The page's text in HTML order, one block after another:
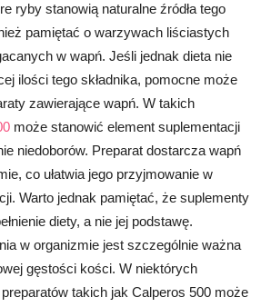
ryby stanowią naturalne źródła tego
pamiętać o warzywach liściastych
w wapń. Jeśli jednak dieta nie
ilości tego składnika, pomocne może
zawierające wapń. W takich
może stanowić element suplementacji
niedoborów. Preparat dostarcza wapń
co ułatwia jego przyjmowanie w
Warto jednak pamiętać, że suplementy
diety, a nie jej podstawę.
w organizmie jest szczególnie ważna
gęstości kości. W niektórych
takich jak Calperos 500 może